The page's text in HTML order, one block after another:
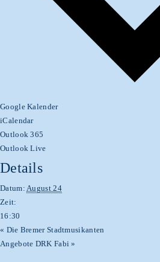
Google Kalender
iCalendar
Outlook 365
Outlook Live
Details
Datum: August 24
Zeit:
16:30
« Die Bremer Stadtmusikanten
Angebote DRK Fabi»